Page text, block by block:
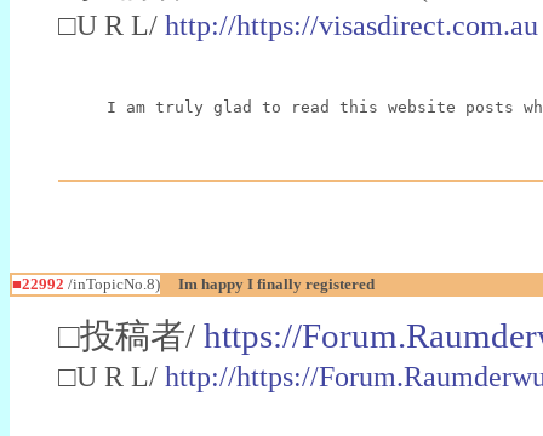
□U R L/ http://https://visasdirect.com.au
I am truly glad to read this website posts
■22992 /inTopicNo.8) Im happy I finally registered
□投稿者/ https://
□U R L/ http://https://